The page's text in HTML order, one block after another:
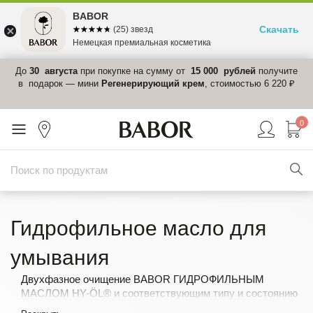
До 30 августапри покупке на сумму от 15 000 рублей получите
в подарок — мини Регенерирующий крем, стоимостью 6 220 ₽
0
Гидрофильное масло для
умывания
Двухфазное очищение BABOR ГИДРОФИЛЬНЫМ
МАСЛОМ HY-ÖL® и соответствующим типу и состоянию
BABOR
☆☆☆☆☆
★★★★★ (25) звезд
Немецкая премиальная косметика
Скачать